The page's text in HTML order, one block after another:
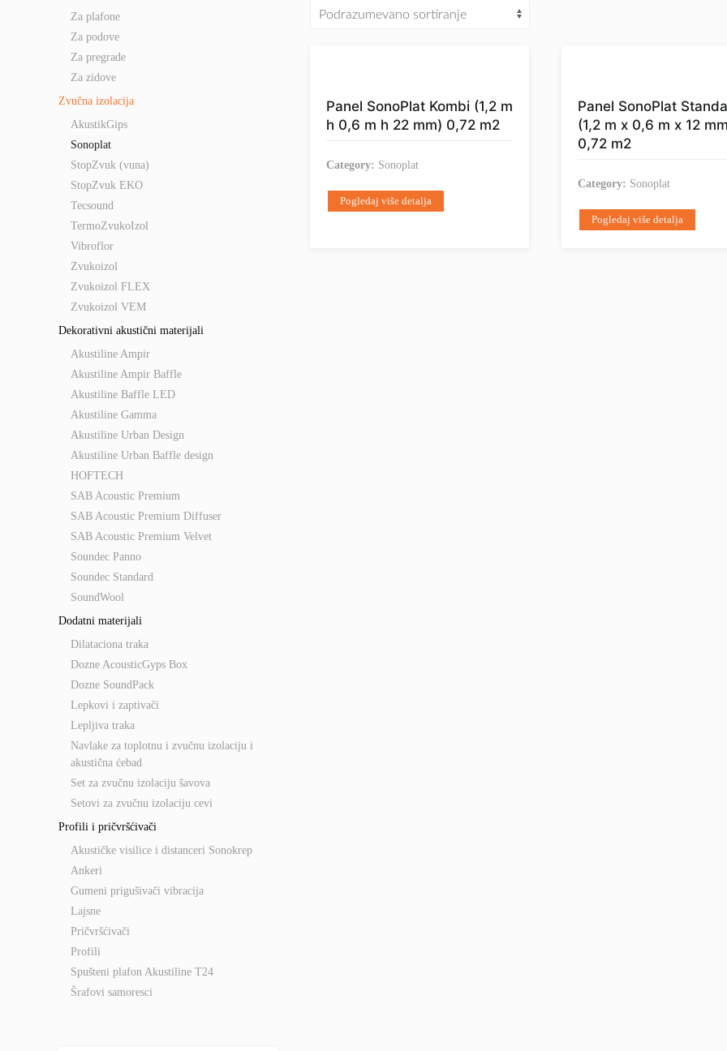
Za plafone
Za podove
Za pregrade
Za zidove
Zvučna izolacija
AkustikGips
Sonoplat
StopZvuk (vuna)
StopZvuk EKO
Tecsound
TermoZvukoIzol
Vibroflor
Zvukoizol
Zvukoizol FLEX
Zvukoizol VEM
Dekorativni akustični materijali
Akustiline Ampir
Akustiline Ampir Baffle
Akustiline Baffle LED
Akustiline Gamma
Akustiline Urban Design
Akustiline Urban Baffle design
HOFTECH
SAB Acoustic Premium
SAB Acoustic Premium Diffuser
SAB Acoustic Premium Velvet
Soundec Panno
Soundec Standard
SoundWool
Dodatni materijali
Dilataciona traka
Dozne AcousticGyps Box
Dozne SoundPack
Lepkovi i zaptivači
Lepljiva traka
Navlake za toplotnu i zvučnu izolaciju i
akustična ćebad
Set za zvučnu izolaciju šavova
Setovi za zvučnu izolaciju cevi
Profili i pričvršćivači
Akustičke visilice i distanceri Sonokrep
Ankeri
Gumeni prigušivači vibracija
Lajsne
Pričvršćivači
Profili
Spušteni plafon Akustiline T24
Šrafovi samoresci
Panel SonoPlat Kombi (1,2 m
h 0,6 m h 22 mm) 0,72 m2
Category: Sonoplat
Pogledaj više detalja
Panel SonoPlat
(1,2 m x 0,6 m x 12
0,72 m2
Category: Sonoplat
Pogledaj više detalja